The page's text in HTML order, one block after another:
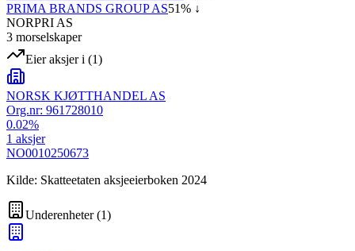
PRIMA BRANDS GROUP AS51% ↓
NORPRI AS
3 morselskaper
Eier aksjer i (1)
NORSK KJØTTHANDEL AS
Org.nr: 961728010
0.02%
1 aksjer
NO0010250673
Kilde: Skatteetaten aksjeeierboken 2024
Underenheter(1)